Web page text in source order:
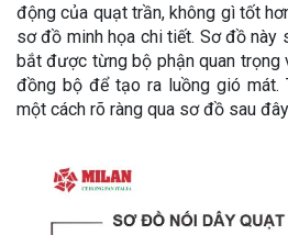
động của quạt trần, không gì tốt
sơ đồ minh họa chi tiết. Sơ đồ này
bắt được từng bộ phận quan trọng
đồng bộ để tạo ra luồng gió
một cách rõ ràng qua sơ đồ sau